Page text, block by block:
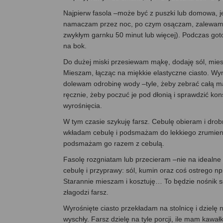
Najpierw fasola –może być z puszki lub domowa,
namaczam przez noc, po czym osączam,
zwykłym garnku 50 minut lub więcej). Podczas
na bok.
Do dużej miski przesiewam mąkę, dodaję sól,
Mieszam, łącząc na miękkie elastyczne ciasto.
dolewam odrobinę wody –tyle, żeby zebrać całą
ręcznie, żeby poczuć je pod dłonią i sprawdzić
wyrośnięcia.
W tym czasie szykuję farsz. Cebulę obieram i
wkładam cebulę i podsmażam do lekkiego
podsmażam go razem z cebulą.
Fasolę rozgniatam lub przecieram –nie na
cebulę i przyprawy: sól, kumin oraz coś ostrego
Starannie mieszam i kosztuję… To będzie nośnik
złagodzi farsz.
Wyrośnięte ciasto przekładam na stolnicę i
wyschły. Farsz dzielę na tyle porcji, ile mam